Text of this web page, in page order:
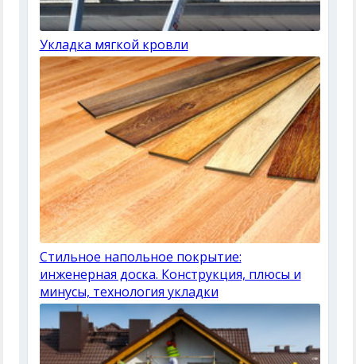
Укладка мягкой кровли
Стильное напольное покрытие:
инженерная доска. Конструкция, плюсы и
минусы, технология укладки